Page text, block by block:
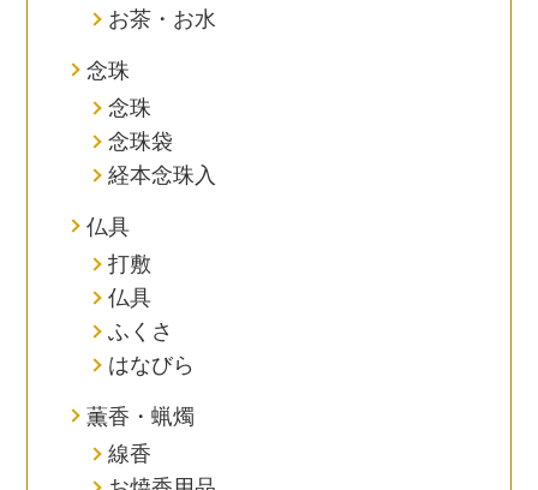
お茶・お水
念珠
念珠
念珠袋
経本念珠入
仏具
打敷
仏具
ふくさ
はなびら
薫香・蝋燭
線香